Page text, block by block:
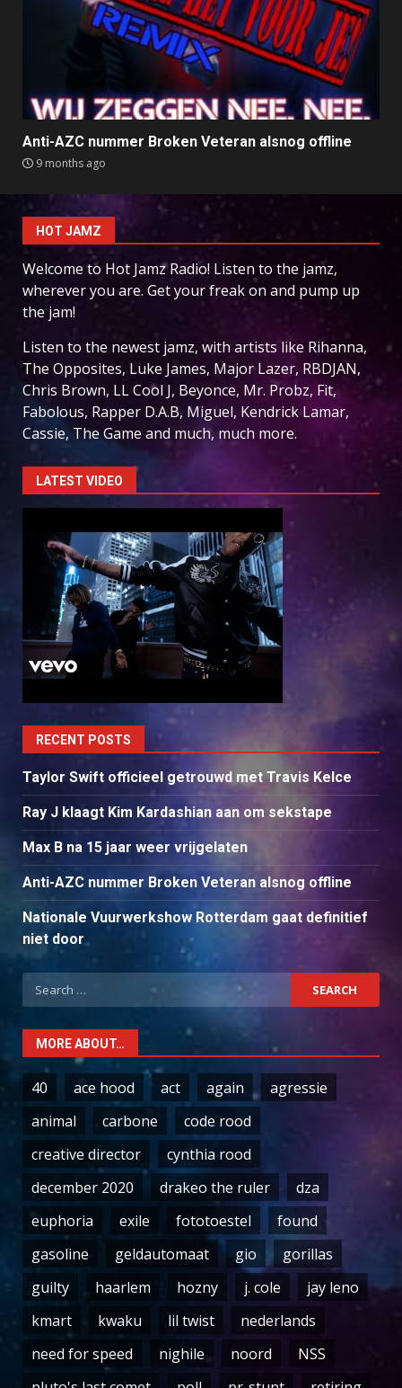
Anti-AZC nummer Broken Veteran alsnog offline
9 months ago
HOT JAMZ
Welcome to Hot Jamz Radio! Listen to the jamz,
wherever you are. Get your freak on and pump up
the jam!
Listen to the newest jamz, with artists like Rihanna,
The Opposites, Luke James, Major Lazer, RBDJAN,
Chris Brown, LL Cool J, Beyonce, Mr. Probz, Fit,
Fabolous, Rapper D.A.B, Miguel, Kendrick Lamar,
Cassie, The Game and much, much more.
LATEST VIDEO
RECENT POSTS
Taylor Swift officieel getrouwd met Travis Kelce
Ray J klaagt Kim Kardashian aan om sekstape
Max B na 15 jaar weer vrijgelaten
Anti-AZC nummer Broken Veteran alsnog offline
Nationale Vuurwerkshow Rotterdam gaat definitief
niet door
Search
for:
MORE ABOUT…
40 ace hood act again
agressie
animal
carbone
code rood
creative director
cynthia rood
december 2020
drakeo the ruler
dza
euphoria
exile fototoestel
found
gasoline
geldautomaat gio
gorillas
guilty
haarlem hozny j. cole
jay leno
kmart
kwaku lil twist
nederlands
need for speed
nighile noord
NSS